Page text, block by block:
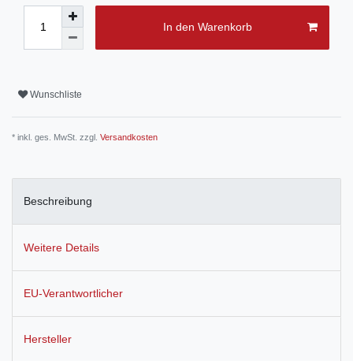
In den Warenkorb
Wunschliste
* inkl. ges. MwSt. zzgl. Versandkosten
Beschreibung
Weitere Details
EU-Verantwortlicher
Hersteller